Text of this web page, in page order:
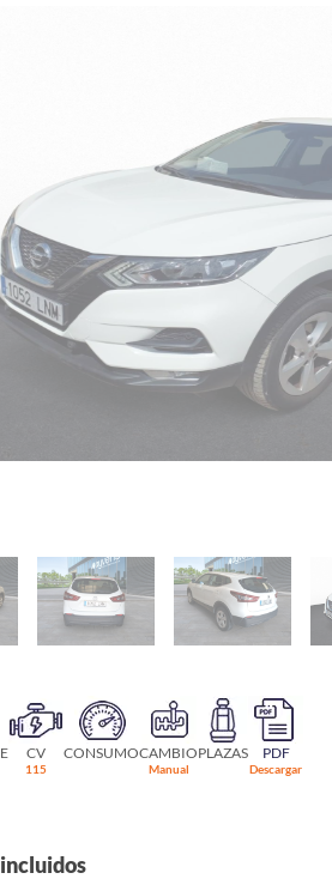
CV
115
CONSUMOCAMBIO
Manual
PLAZAS PDF
Descargar